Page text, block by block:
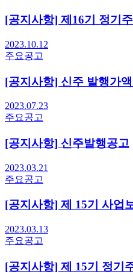
[공지사항] 제16기 정기
2023.10.12
주요공고
[공지사항] 신주 발행가
2023.07.23
주요공고
[공지사항] 신주발행공고
2023.03.21
주요공고
[공지사항] 제 15기 사업
2023.03.13
주요공고
[공지사항] 제 15기 정기